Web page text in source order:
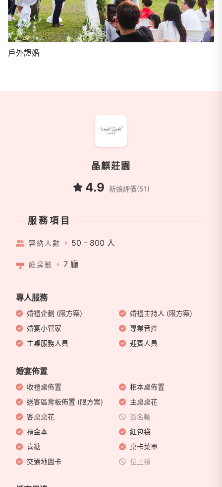
戶外證婚
晶麒莊園
4.9 新娘評價(51)
服務項目
容納人數 50 - 800 人
廳房數 7 廳
專人服務
婚禮企劃 (限方案)
婚禮主持人 (限方案)
婚宴小管家
專業音控
主桌服務人員
迎賓人員
婚宴佈置
收禮桌佈置
相本桌佈置
送客區背板佈置 (限方案)
主桌桌花
客桌桌花
簽名軸
禮金本
紅包袋
喜糖
桌卡菜單
交通地圖卡
位上禮